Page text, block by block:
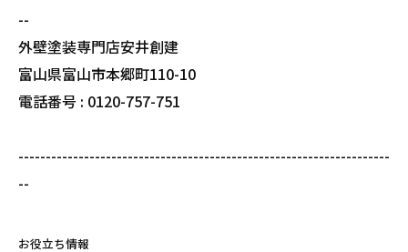
--
外壁塗装専門店安井創建
富山県富山市本郷町110-10
電話番号 : 0120-757-751
--------------------------------------------------------------------
--
お役立ち情報